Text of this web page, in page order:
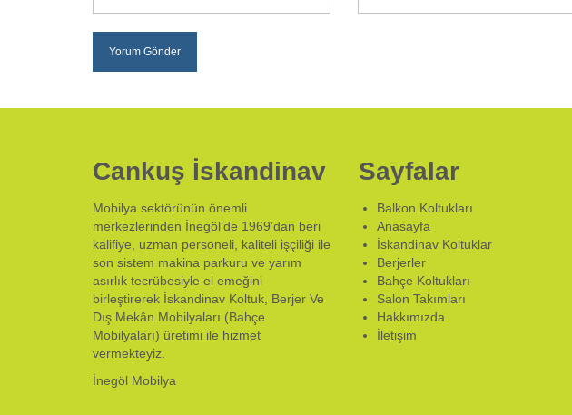
Cankuş İskandinav
Mobilya sektörünün önemli
merkezlerinden İnegöl’de 1969’dan beri
kalifiye, uzman personeli, kaliteli işçiliği ile
son sistem makina parkuru ve yarım
asırlık tecrübesiyle el emeğini
birleştirerek İskandinav Koltuk, Berjer Ve
Dış Mekân Mobilyaları (Bahçe
Mobilyaları) üretimi ile hizmet
vermekteyiz.
İnegöl Mobilya
Sayfalar
Balkon Koltukları
Anasayfa
İskandinav Koltuklar
Berjerler
Bahçe Koltukları
Salon Takımları
Hakkımızda
İletişim